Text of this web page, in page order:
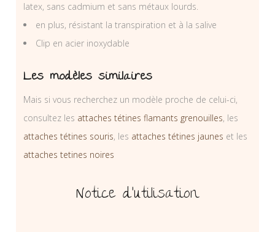
latex, sans cadmium et sans métaux lourds.
en plus, résistant la transpiration et à la salive
Clip en acier inoxydable
Les modèles similaires
Mais si vous recherchez un modèle proche de celui-ci,
consultez les attaches tétines flamants grenouilles, les
attaches tétines souris, les attaches tétines jaunes et les
attaches tetines noires
Notice d’utilisation